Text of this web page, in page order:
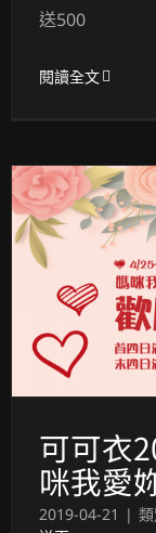
送500
閱讀全文
可可衣
咪我愛
2019-04-21 |